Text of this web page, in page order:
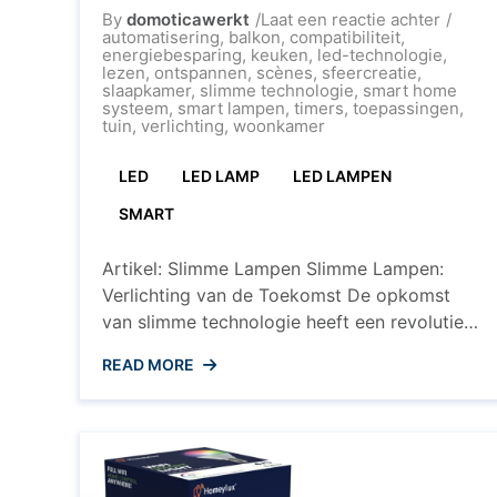
By domoticawerkt Laat een reactie achterop
de
van
Slimme
Lampen
automatisering, balkon, compatibiliteit,
energiebesparing, keuken, led-technologie,
lezen, ontspannen, scènes, sfeercreatie,
slaapkamer, slimme technologie, smart home
systeem, smart lampen, timers, toepassingen,
tuin, verlichting, woonkamer
LED LED LAMP
LED LAMPEN
SMART
Artikel: Slimme Lampen Slimme Lampen:
Verlichting van de Toekomst De opkomst
van slimme technologie heeft een revolutie
dat geldt ook voor verlichting. Slimme
lampen, ook wel bekend als smart lampen,
die traditionele verlichtingssystemen
overtreffen. Wat zijn Slimme Lampen?
READ MORE